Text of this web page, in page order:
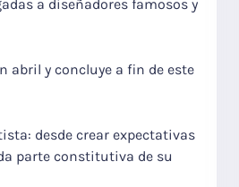
a diseñadores famosos y
abril y concluye a fin de este
desde crear expectativas
parte constitutiva de su